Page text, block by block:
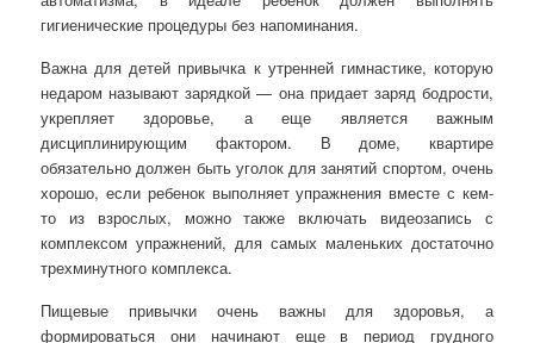
гигиенические процедуры без напоминания.
Важна для детей привычка к утренней гимнастике, которую
недаром называют зарядкой — она придает заряд бодрости,
укрепляет здоровье, а еще является важным
дисциплинирующим фактором. В доме, квартире
обязательно должен быть уголок для занятий спортом, очень
хорошо, если ребенок выполняет упражнения вместе с кем-
то из взрослых, можно также включать видеозапись с
комплексом упражнений, для самых маленьких достаточно
трехминутного комплекса.
Пищевые привычки очень важны для здоровья, а
формироваться они начинают еще в период грудного